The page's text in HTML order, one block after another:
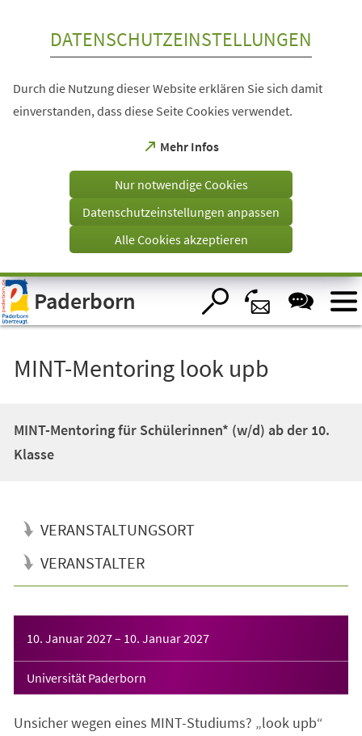
Visuelle
Assistenzsoftware
öffnen.
DATENSCHUTZEINSTELLUNGEN
Durch die Nutzung dieser Website erklären Sie sich damit
einverstanden, dass diese Seite Cookies verwendet.
Mehr Infos
(Öffnet
einem
Tab)
Nur notwendige Cookies
Datenschutzeinstellungen anpassen
Alle Cookies akzeptieren
Paderborn
MINT-Mentoring look upb
MINT-Mentoring für Schülerinnen* (w/d) ab der 10.
Klasse
VERANSTALTUNGSORT
VERANSTALTER
10. Januar 2027– 10. Januar 2027
Universität Paderborn
Unsicher wegen eines MINT-Studiums? „look upb“